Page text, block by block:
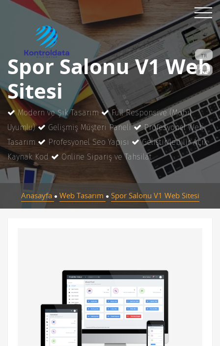
TR
ENG
Spor Salonu V1 Web
Sitesi
Modern ve Şık Tasarım
Full Responsive (Mobil
Uyumlu)
Gelişmiş Müşteri Paneli
Profesyonel Web
Tasarım
Profesyonel Seo Yapısı
Geliştirilebilir Açık
Kaynak Kod
Online Sipariş ve Tahsilat
Anasayfa ● Web Tasarım ● Spor Salonu V1 Web Sitesi